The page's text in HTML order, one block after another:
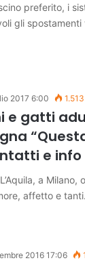
preferito, i
gli spostamenti
2017 6:00 1.513
e gatti
e info
a
affetto e
2016 17:06